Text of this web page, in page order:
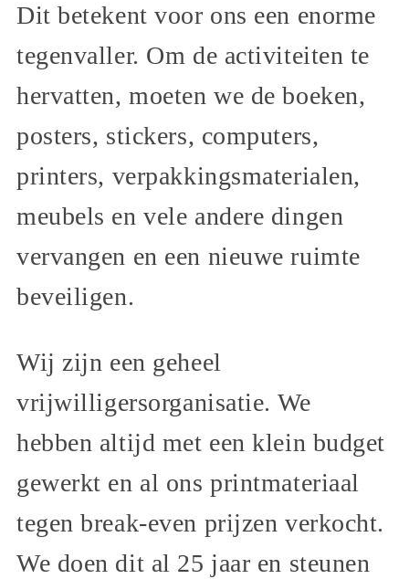
Dit betekent voor ons een enorme
tegenvaller. Om de activiteiten te
hervatten, moeten we de boeken,
posters, stickers, computers,
printers, verpakkingsmaterialen,
meubels en vele andere dingen
vervangen en een nieuwe ruimte
beveiligen.
Wij zijn een geheel
vrijwilligersorganisatie. We
hebben altijd met een klein budget
gewerkt en al ons printmateriaal
tegen break-even prijzen verkocht.
We doen dit al 25 jaar en steunen